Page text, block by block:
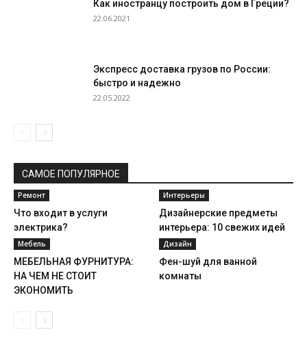
Как иностранцу построить дом в Греции?
22.06.2021
Экспресс доставка грузов по России:
быстро и надежно
22.05.2022
САМОЕ ПОПУЛЯРНОЕ
Ремонт
Что входит в услуги
электрика?
Интерьеры
Дизайнерские предметы
интерьера: 10 свежих идей
Мебель
МЕБЕЛЬНАЯ ФУРНИТУРА:
НА ЧЕМ НЕ СТОИТ
ЭКОНОМИТЬ
Дизайн
Фен-шуй для ванной
комнаты